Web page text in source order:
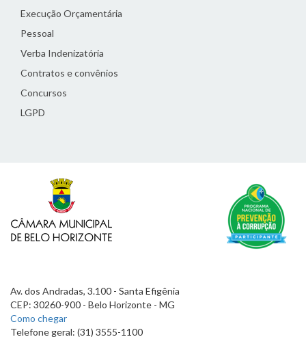
Execução Orçamentária
Pessoal
Verba Indenizatória
Contratos e convênios
Concursos
LGPD
Av. dos Andradas, 3.100 - Santa Efigênia
CEP: 30260-900 - Belo Horizonte - MG
Como chegar
Telefone geral: (31) 3555-1100